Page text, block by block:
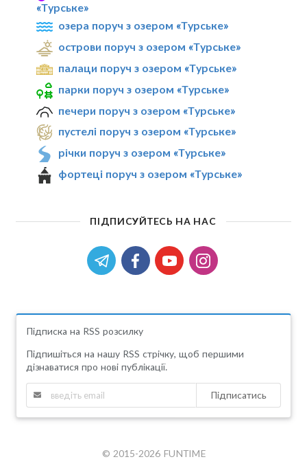
«Турське»
озера поруч з озером «Турське»
острови поруч з озером «Турське»
палаци поруч з озером «Турське»
парки поруч з озером «Турське»
печери поруч з озером «Турське»
пустелі поруч з озером «Турське»
річки поруч з озером «Турське»
фортеці поруч з озером «Турське»
ПІДПИСУЙТЕСЬ НА НАС
Підписка на RSS розсилку
Підпишіться на нашу RSS стрічку, щоб першими
дізнаватися про нові публікації.
Підписатись
© 2015-2026 FUNTIME